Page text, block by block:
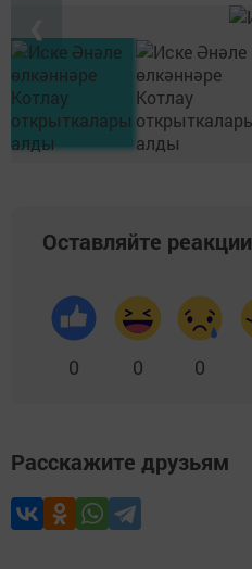
Оставляйте реакции
0 0 0
Расскажите друзьям